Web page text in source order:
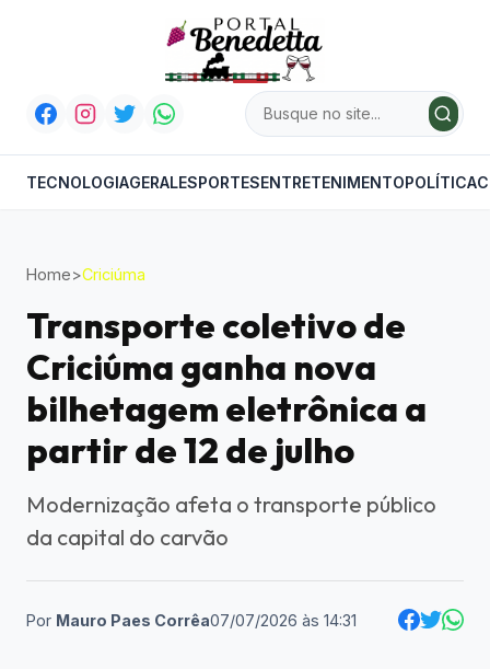
TECNOLOGIAGERALESPORTESENTRETENIMENTOPOLÍTICA
Home>Criciúma
Transporte coletivo de
Criciúma ganha nova
bilhetagem eletrônica a
partir de 12 de julho
Modernização afeta o transporte público
da capital do carvão
Por Mauro Paes Corrêa07/07/2026 às 14:31